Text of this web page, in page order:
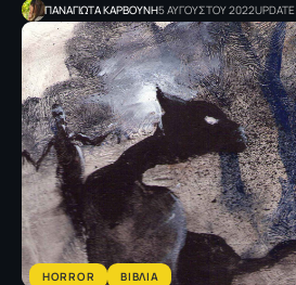
ΠΑΝΑΓΙΩΤΑ ΚΑΡΒΟΥΝΗ5 ΑΥΓΟΥΣΤΟΥ 2022
HORROR ΒΙΒΛΙΑ